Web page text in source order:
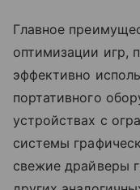
Главное
оптимизации игр,
эффективно
портативного
устройствах с
системы
свежие драйверы